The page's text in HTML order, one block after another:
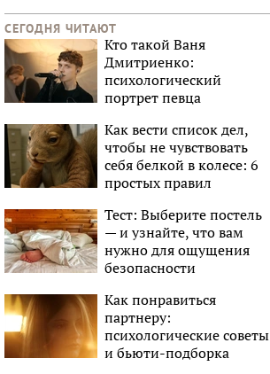
СЕГОДНЯ ЧИТАЮТ
Кто такой Ваня
Дмитриенко:
психологический
портрет певца
Как вести список дел,
чтобы не чувствовать
себя белкой в колесе: 6
простых правил
Тест: Выберите постель
— и узнайте, что вам
нужно для ощущения
безопасности
Как понравиться
партнеру:
психологические советы
и бьюти-подборка